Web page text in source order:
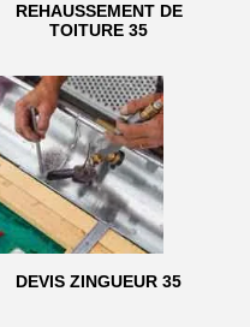
REHAUSSEMENT DE
TOITURE 35
DEVIS ZINGUEUR 35